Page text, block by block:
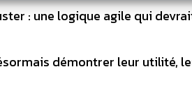
: une logique agile qui
démontrer leur utilité,